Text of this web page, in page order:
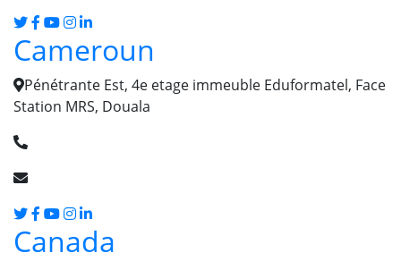
Cameroun
Pénétrante Est, 4e etage immeuble Eduformatel, Face
Station MRS, Douala
Canada